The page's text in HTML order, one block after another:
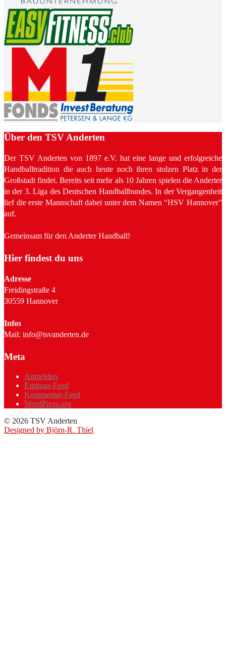
Über den TSV Anderten
Der TSV Anderten von 1897 e.V. hat eine lange und erfolgreiche
Handballtradition die auch heute noch ihren stolzen Platz in der
Großstadt findet. Bereits seit mehr als 10 Jahren spielen die Anderter
in der 3. Liga des Deutschen Handballbundes. In der Vergangenheit
lief die erste Mannschaft dabei unter dem Namen “HSV Hannover”
auf.
Gemeinsam für den Anderter Handball!
Hier findest du uns
Adresse
Freidingstraße 4
30559 Hannover
Infos
Mail: info@tsvanderten.de
Meta
Anmelden
Eintrags-Feed
Kommentar-Feed
WordPress.org
© 2026 TSV Anderten
Designed by Björn-R. Thiel